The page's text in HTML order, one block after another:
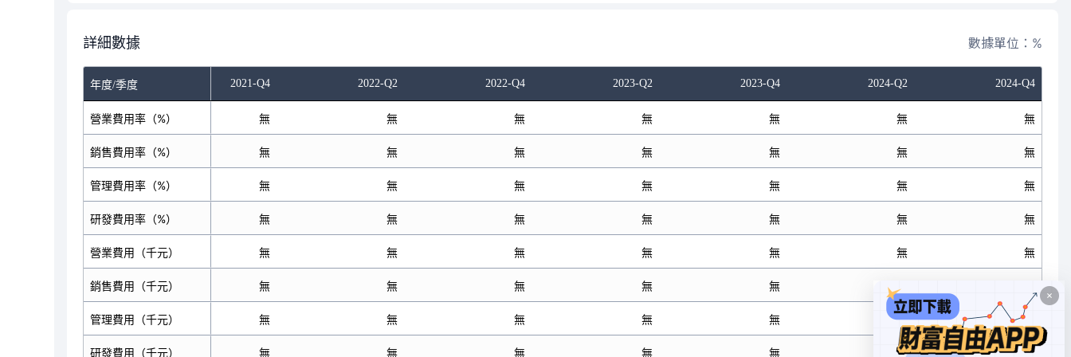
詳細數據 數據單位：%
年度/季度 2021-Q4 2022-Q2 2022-Q4 2023-Q2 2023-Q4 2024-Q2 2024-Q4
營業費用率（%）
銷售費用率（%）
管理費用率（%）
研發費用率（%）
營業費用（千元）
銷售費用（千元）
管理費用（千元）
研發費用（千元）
無 無 無 無 無 無 無
無 無 無 無 無 無 無
無 無 無 無 無 無 無
無 無 無 無 無 無 無
無 無 無 無 無 無 無
無 無 無 無 無 無
無 無 無 無 無 無 無
無 無 無 無 無 無 無